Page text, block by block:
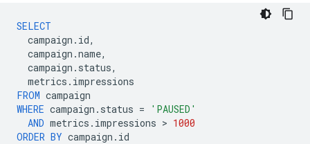
SELECT
campaign . id,
campaign .name,
campaign . status,
metrics . impressions
FROM campaign
WHERE campaign . status =
'PAUSED'
AND metrics . impressions > 1000
ORDER BY campaign . id